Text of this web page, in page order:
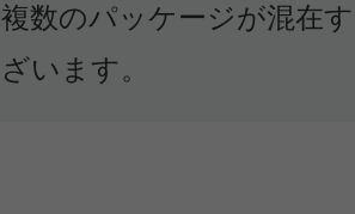
複数のパッケージが混在
ざいます。